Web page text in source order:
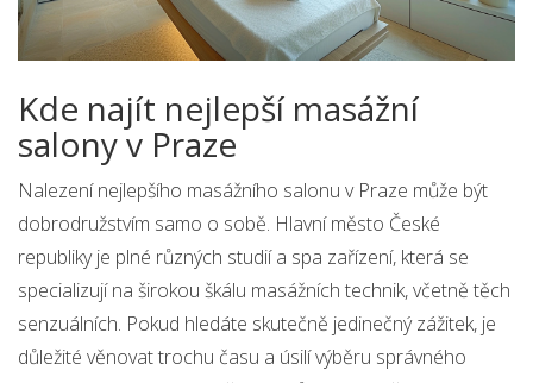
Kde najít nejlepší masážní
salony v Praze
Nalezení nejlepšího masážního salonu v Praze může být
dobrodružstvím samo o sobě. Hlavní město České
republiky je plné různých studií a spa zařízení, která se
specializují na širokou škálu masážních technik, včetně těch
senzuálních. Pokud hledáte skutečně jedinečný zážitek, je
důležité věnovat trochu času a úsilí výběru správného